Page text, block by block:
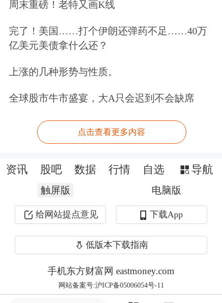
资成本上升导致制造业投资会有下降压
力；二是房地产销售回落已经传导到投
资，房地产 新开工、投资数据均现回
落；三是地方债务风险的管控力度加
大，地方政府获取资金的难度加大；四
会放松，对债券市场有利；五是经历了
放，债券配置价值正在提升。
意，券商也开始提示债市低位布局的机
申万宏源在最新发布的研报中指
出，此前定向降准支持小微企业的政策
已经存在，如今再提进一步加大力度，
周末重磅！老特又画K线
完了！美国……打个伊朗还弹药不足……40万
亿美元美债拿什么还？
上涨的几种形势与性质。
全球股市牛市盛宴，大A只会迟到不会缺席
点击查看更多内容
资讯 股吧 数据 行情 自选 导航
触屏版 电脑版
给网站提点意见 下载App
低版本下载指南
手机东方财富网 eastmoney.com
网站备案号:沪ICP备05006054号-11